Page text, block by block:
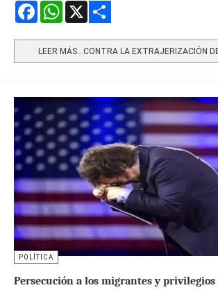
FacebookWhatsApp
LEER MÁS…CONTRA LA EXTRAJERIZACIÓN
POLÍTICA
Persecución a los migrantes y